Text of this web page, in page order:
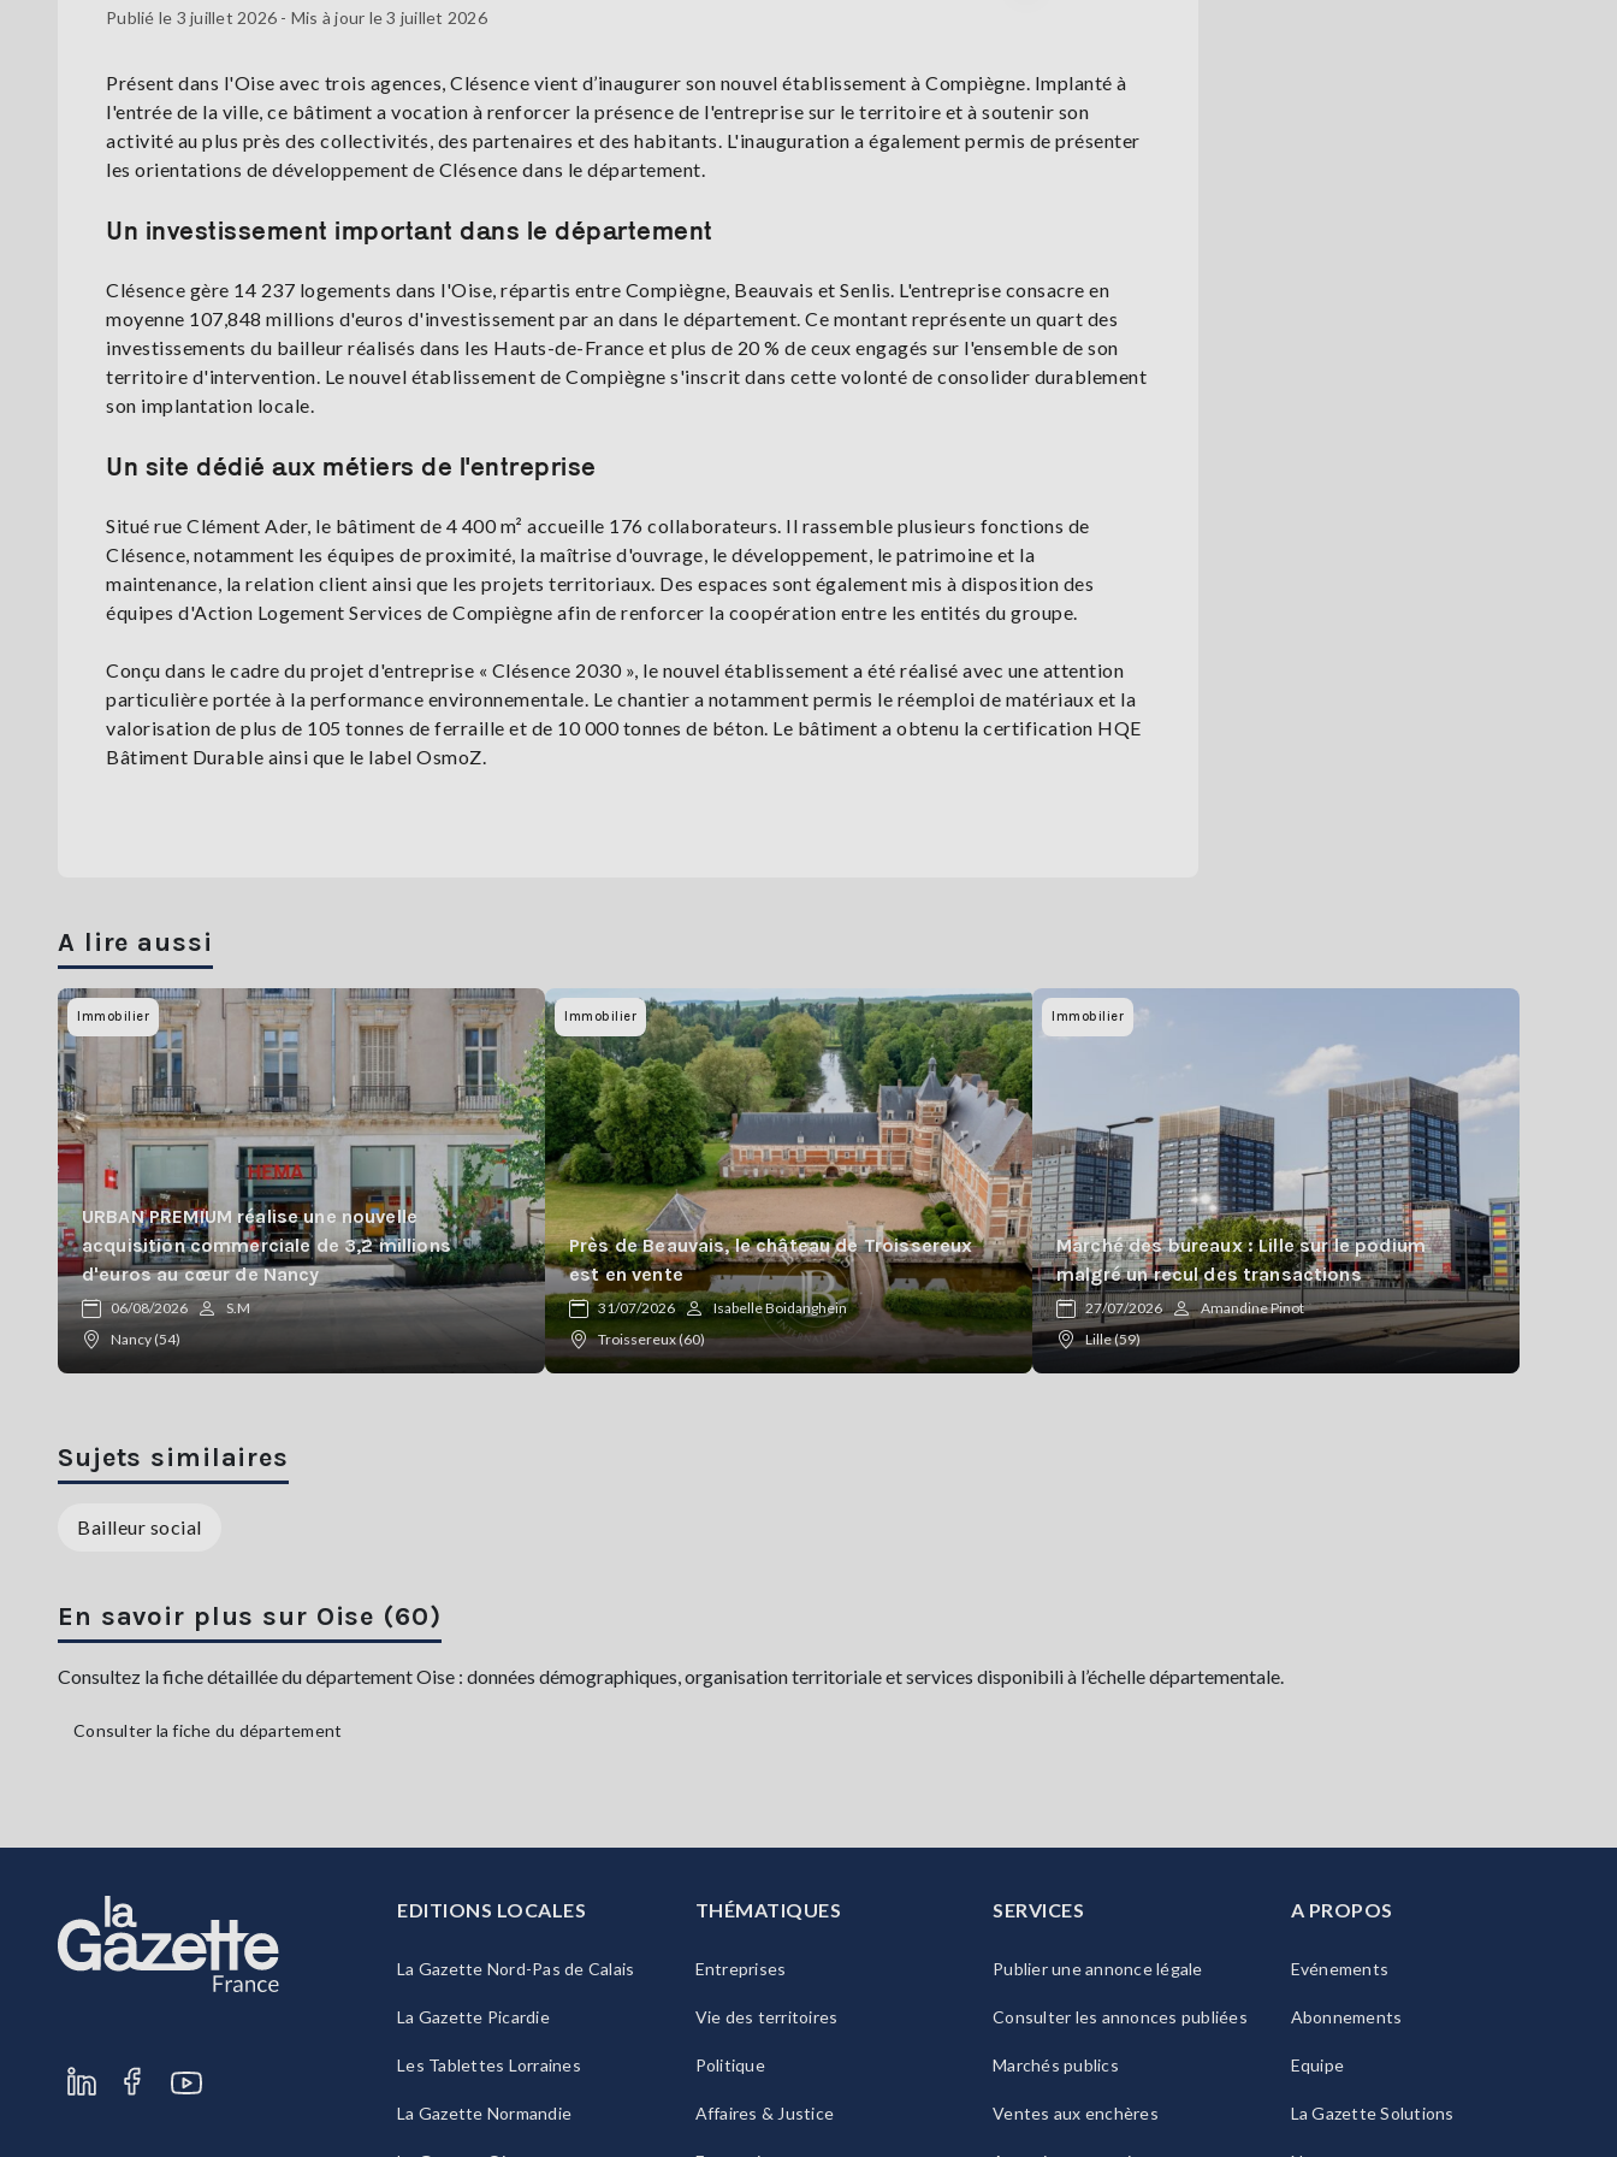
Publié le 3 juillet 2026 - Mis à jour le 3 juillet 2026
Présent dans l'Oise avec trois agences, Clésence vient d’inaugurer son nouvel établissement à Compiègne. Implanté à
l'entrée de la ville, ce bâtiment a vocation à renforcer la présence de l'entreprise sur le territoire et à soutenir son
activité au plus près des collectivités, des partenaires et des habitants. L'inauguration a également permis de présenter
les orientations de développement de Clésence dans le département.
Un investissement important dans le département
Clésence gère 14 237 logements dans l'Oise, répartis entre Compiègne, Beauvais et Senlis. L'entreprise consacre en
moyenne 107,848 millions d'euros d'investissement par an dans le département. Ce montant représente un quart des
investissements du bailleur réalisés dans les Hauts-de-France et plus de 20 % de ceux engagés sur l'ensemble de son
territoire d'intervention. Le nouvel établissement de Compiègne s'inscrit dans cette volonté de consolider durablement
son implantation locale.
Un site dédié aux métiers de l'entreprise
Situé rue Clément Ader, le bâtiment de 4 400 m² accueille 176 collaborateurs. Il rassemble plusieurs fonctions de
Clésence, notamment les équipes de proximité, la maîtrise d'ouvrage, le développement, le patrimoine et la
maintenance, la relation client ainsi que les projets territoriaux. Des espaces sont également mis à disposition des
équipes d'Action Logement Services de Compiègne afin de renforcer la coopération entre les entités du groupe.
Conçu dans le cadre du projet d'entreprise « Clésence 2030 », le nouvel établissement a été réalisé avec une attention
particulière portée à la performance environnementale. Le chantier a notamment permis le réemploi de matériaux et la
valorisation de plus de 105 tonnes de ferraille et de 10 000 tonnes de béton. Le bâtiment a obtenu la certification HQE
Bâtiment Durable ainsi que le label OsmoZ.
A lire aussi
Immobilier
URBAN PREMIUM réalise une nouvelle
acquisition commerciale de 3,2 millions
d'euros au cœur de Nancy
06/08/2026
S.M
Nancy (54)
Immobilier
Près de Beauvais, le château de Troissereux
est en vente
31/07/2026
Isabelle Boidanghein
Troissereux (60)
Immobilier
Marché des bureaux : Lille sur le podium
malgré un recul des transactions
27/07/2026
Amandine Pinot
Lille (59)
Sujets similaires
Bailleur social
En savoir plus sur Oise (60)
Consultez la fiche détaillée du département Oise : données démographiques, organisation territoriale et services disponibili à l’échelle départementale.
Consulter la fiche du département
EDITIONS LOCALES
La Gazette Nord-Pas de Calais
La Gazette Picardie
Les Tablettes Lorraines
La Gazette Normandie
THÉMATIQUES
Entreprises
Vie des territoires
Politique
Affaires & Justice
SERVICES
Publier une annonce légale
Consulter les annonces publiées
Marchés publics
Ventes aux enchères
A PROPOS
Evénements
Abonnements
Equipe
La Gazette Solutions